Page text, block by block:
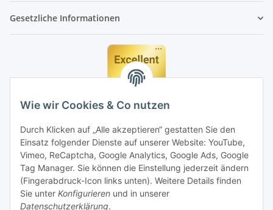
Wie wir Cookies & Co nutzen
Durch Klicken auf „Alle akzeptieren“ gestatten Sie den
Einsatz folgender Dienste auf unserer Website: YouTube,
Vimeo, ReCaptcha, Google Analytics, Google Ads, Google
Tag Manager. Sie können die Einstellung jederzeit ändern
(Fingerabdruck-Icon links unten). Weitere Details finden
Sie unter Konfigurieren und in unserer
Datenschutzerklärung.
Gesetzliche Informationen